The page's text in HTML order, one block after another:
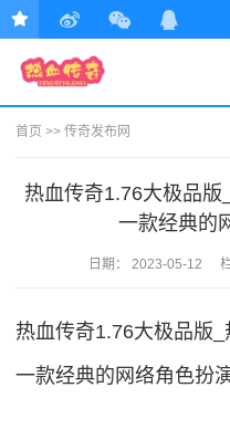
首页 >> 传奇发布网
热血传奇1.76大极品
一款经典的
日期： 2023-05-12
热血传奇1.76大极品版
一款经典的网络角色扮